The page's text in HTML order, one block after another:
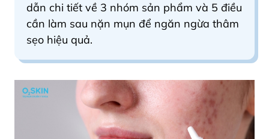
dẫn chi tiết về 3 nhóm sản phẩm và 5 điều
cần làm sau nặn mụn để ngăn ngừa thâm
sẹo hiệu quả.